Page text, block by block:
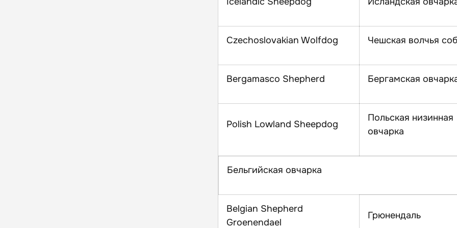
Czechoslovakian Wolfdog Чешская волчья
Bergamasco Shepherd Бергамская
Polish Lowland Sheepdog
Польская низинная
овчарка
Бельгийская овчарка
Belgian Shepherd
Groenendael
Грюнендаль